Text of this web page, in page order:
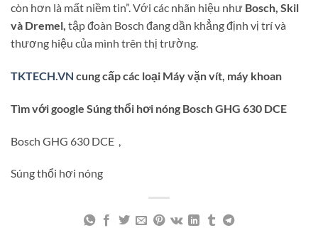
còn hơn là mất niềm tin”. Với các nhãn hiệu như Bosch, Skil
và Dremel, tập đoàn Bosch đang dần khẳng định vị trí và
thương hiệu của mình trên thị trường.
TKTECH.VN cung cấp các loại Máy vặn vít, máy khoan
Tìm với google Súng thổi hơi nóng Bosch GHG 630 DCE
Bosch GHG 630 DCE ,
Súng thổi hơi nóng